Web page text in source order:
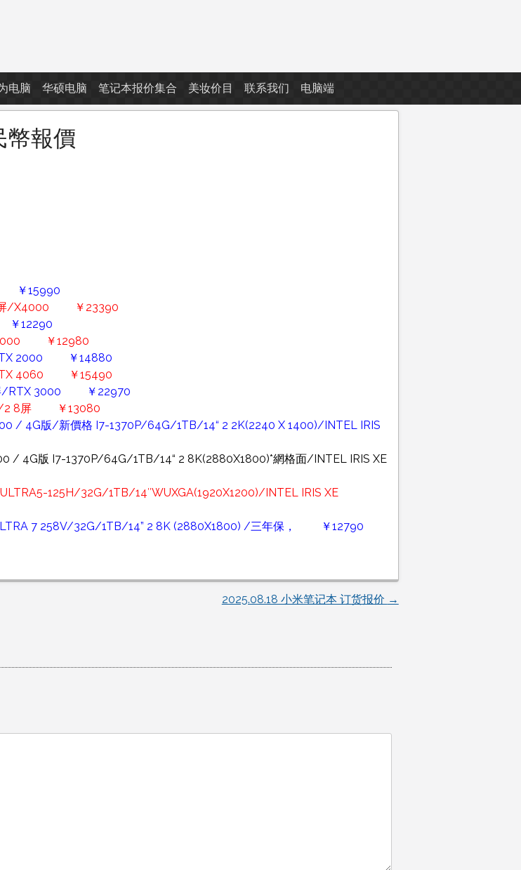
电脑 华硕电脑 笔记本报价集合 美妆价目 联系我们 电脑端
幣報價
￥15990
屏/X4000 ￥23390
12290
￥12980
2000 ￥14880
4060 ￥15490
/RTX 3000 ￥22970
2 8屏 ￥13080
/ 4G版/新價格 I7-1370P/64G/1TB/14“ 2 2K(2240 X 1400)/INTEL IRIS
/ 4G版 I7-1370P/64G/1TB/14“ 2 8K(2880X1800)*網格面/INTEL IRIS XE
125H/32G/1TB/14″WUXGA(1920X1200)/INTEL IRIS XE
7 258V/32G/1TB/14” 2 8K (2880X1800) /三年保， ￥12790
2025.08.18 小米笔记本 订货报价 →